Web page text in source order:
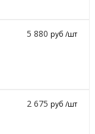
5 880руб /шт
2 675руб /шт